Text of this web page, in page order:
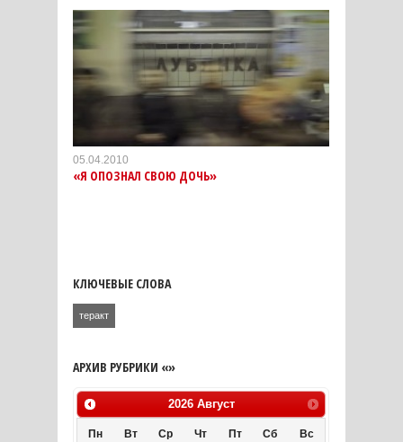
05.04.2010
«Я ОПОЗНАЛ СВОЮ ДОЧЬ»
КЛЮЧЕВЫЕ СЛОВА
теракт
АРХИВ РУБРИКИ «»
2026 Август
Пн Вт Ср Чт Пт Сб Вс